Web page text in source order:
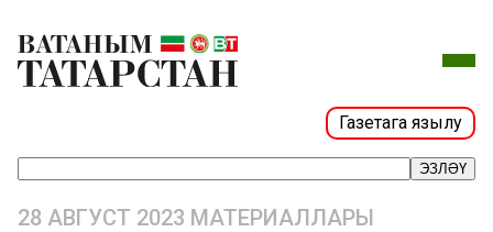
Газетага язылу
ЭЗЛӘҮ
28 АВГУСТ 2023 МАТЕРИАЛЛАРЫ